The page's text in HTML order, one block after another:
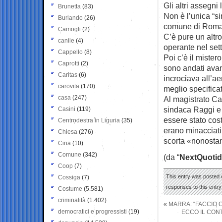
Gli altri assegni
Non è l’unica
comune di
C’è pure un
operante nel
Poi c’è il
sono andati
incrociava
meglio
Al magistrato
sindaca Raggi
essere stato
erano
scorta
(da “
This entry was posted
responses to this
« MARRA: “FACCIO
ECCO IL
Brunetta (83)
Burlando (26)
Camogli (2)
canile (4)
Cappello (8)
Caprotti (2)
Caritas (6)
carovita (170)
casa (247)
Casini (119)
Centrodestra in Liguria (35)
Chiesa (276)
Cina (10)
Comune (342)
Coop (7)
Cossiga (7)
Costume (5.581)
criminalità (1.402)
democratici e progressisti (19)